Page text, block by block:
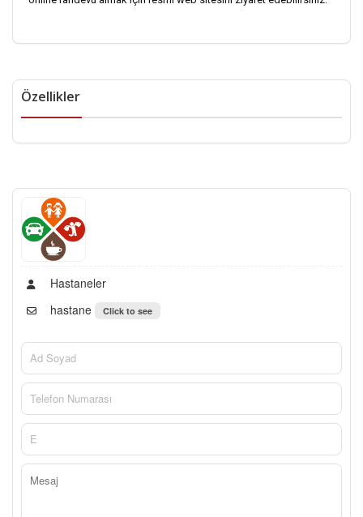
Özellikler
Hastaneler
hastane
Click to see